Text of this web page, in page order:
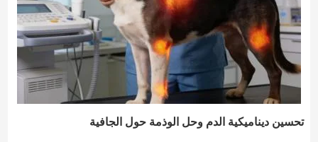
تحسين ديناميكية الدم وحل الوذمة حول الجافية